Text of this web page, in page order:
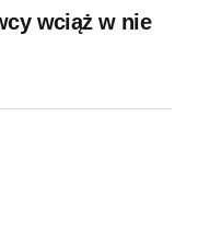
wciąż w nie